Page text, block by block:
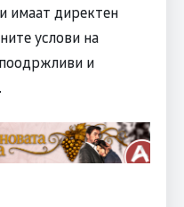
имаат директен
услови на
поодржливи и